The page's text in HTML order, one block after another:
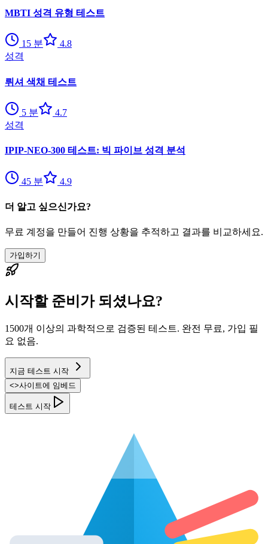
MBTI 성격 유형 테스트
15 분
4.8
성격
뤼셔 색채 테스트
5 분
4.7
성격
IPIP-NEO-300 테스트: 빅 파이브 성격 분석
45 분 4.9
더 알고 싶으신가요?
무료 계정을 만들어 진행 상황을 추적하고 결과를 비교하세요.
가입하기
시작할 준비가 되셨나요?
1500개 이상의 과학적으로 검증된 테스트. 완전 무료, 가입 필
요 없음.
지금 테스트 시작
<>사이트에 임베드
테스트 시작